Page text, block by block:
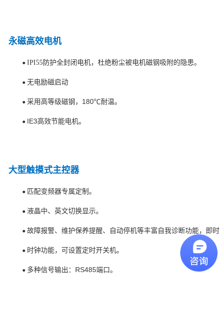
永磁高效电机
● IPI55防护全封闭电机，杜绝粉尘被电机磁钢吸附的隐患。
● 无电励磁启动
● 采用高等级磁钢，180℃耐温。
● IE3高效节能电机。
大型触摸式主控器
● 匹配变频器专属定制。
● 液晶中、英文切换显示。
● 故障报警、维护保养提醒、自动停机等丰富自我诊断功能，即
● 时钟功能，可设置定时开关机。
● 多种信号输出：RS485端口。